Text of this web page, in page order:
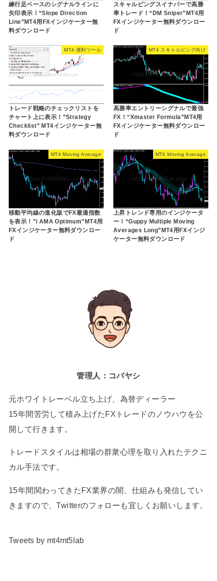
練行足ベースのシグナルラインに
矢印表示！“Slope Direction
Line”MT4用FXインジケーター無
料ダウンロード
スキャルピングスイナパーで高勝
率トレード！“DM Sniper”MT4用
FXインジケーター無料ダウンロー
ド
MT4 便利ツール
トレード戦略のチェックリストを
チャート上に表示！”Strategy
Checklist” MT4インジケーター無
料ダウンロード
MT4 スキャルピング向け
高勝率エントリーシグナルで最強
FX！“Xmaster Formula”MT4用
FXインジケーター無料ダウンロー
ド
MT4 Moving Average
移動平均線の進化版でFX最適指数
を表示！”i AMA Optimum”MT4用
FXインジケーター無料ダウンロー
ド
MT4 Moving Average
上昇トレンド専用のインジケータ
ー！“Guppy Multiple Moving
Averages Long”MT4用FXインジ
ケーター無料ダウンロード
管理人：コバヤシ
元ホワイトレーベル立ち上げ、為替ディーラー
15年間苦労して積み上げたFXトレードのノウハウを公
開して行きます。
トレードスタイルは相場の群衆心理を取り入れたテクニ
カル手法です。
15年間関わってきたFX業界の闇、仕組みも発信してい
きますので、Twitterのフォローも宜しくお願いします。
Tweets by mt4mt5lab